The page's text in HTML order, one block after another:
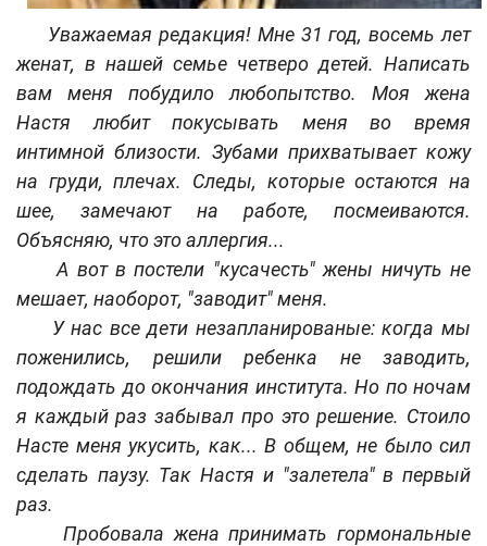
Уважаемая редакция! Мне 31 год, восемь лет
женат, в нашей семье четверо детей. Написать
вам меня побудило любопытство. Моя жена
Настя любит покусывать меня во время
интимной близости. Зубами прихватывает кожу
на груди, плечах. Следы, которые остаются на
шее, замечают на работе, посмеиваются.
Объясняю, что это аллергия...
А вот в постели "кусачесть" жены ничуть не
мешает, наоборот, "заводит" меня.
У нас все дети незапланированые: когда мы
поженились, решили ребенка не заводить,
подождать до окончания института. Но по ночам
я каждый раз забывал про это решение. Стоило
Насте меня укусить, как... В общем, не было сил
сделать паузу. Так Настя и "залетела" в первый
раз.
Пробовала жена принимать гормональные